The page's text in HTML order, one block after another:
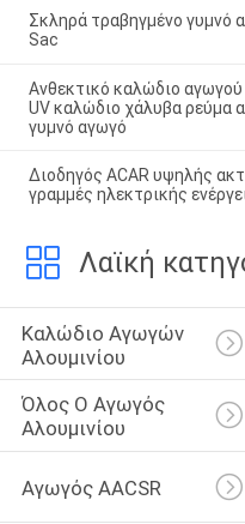
Σκληρά τραβηγμένο γυμνό
Sac
Ανθεκτικό καλώδιο αγωγού
UV καλώδιο χάλυβα ρεύμα
γυμνό αγωγό
Διοδηγός ACAR υψηλής
γραμμές ηλεκτρικής
Λαϊκή
Καλώδιο Αγωγών
Αλουμινίου
Όλος Ο Αγωγός
Αλουμινίου
Αγωγός AACSR